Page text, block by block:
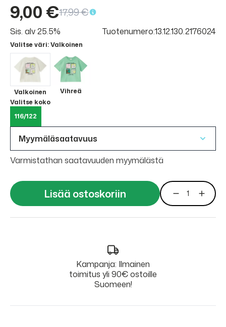
9,00 €17,99 €
Sis. alv 25.5% Tuotenumero:13.12.130.2176024
Valitse väri: Valkoinen
Valkoinen
Vihreä
Valitse koko
116/122
Myymäläsaatavuus
Varmistathan saatavuuden myymälästä
Lisää ostoskoriin
Kampanja: Ilmainen
toimitus yli 90€ ostoille
Suomeen!